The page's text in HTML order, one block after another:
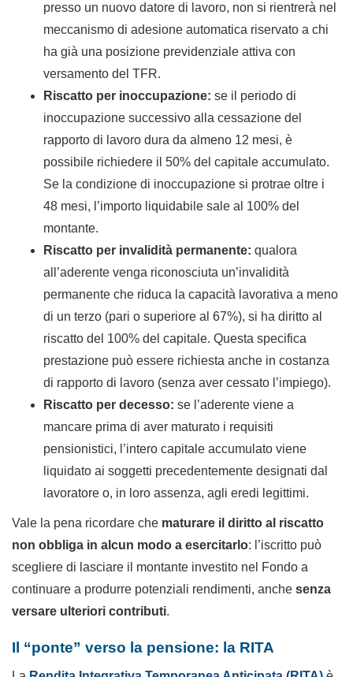
presso un nuovo datore di lavoro, non si rientrerà nel
meccanismo di adesione automatica riservato a chi
ha già una posizione previdenziale attiva con
versamento del TFR.
Riscatto per inoccupazione: se il periodo di
inoccupazione successivo alla cessazione del
rapporto di lavoro dura da almeno 12 mesi, è
possibile richiedere il 50% del capitale accumulato.
Se la condizione di inoccupazione si protrae oltre i
48 mesi, l’importo liquidabile sale al 100% del
montante.
Riscatto per invalidità permanente: qualora
all’aderente venga riconosciuta un’invalidità
permanente che riduca la capacità lavorativa a meno
di un terzo (pari o superiore al 67%), si ha diritto al
riscatto del 100% del capitale. Questa specifica
prestazione può essere richiesta anche in costanza
di rapporto di lavoro (senza aver cessato l’impiego).
Riscatto per decesso: se l’aderente viene a
mancare prima di aver maturato i requisiti
pensionistici, l’intero capitale accumulato viene
liquidato ai soggetti precedentemente designati dal
lavoratore o, in loro assenza, agli eredi legittimi.
Vale la pena ricordare che maturare il diritto al riscatto
non obbliga in alcun modo a esercitarlo: l’iscritto può
scegliere di lasciare il montante investito nel Fondo a
continuare a produrre potenziali rendimenti, anche senza
versare ulteriori contributi.
Il “ponte” verso la pensione: la RITA